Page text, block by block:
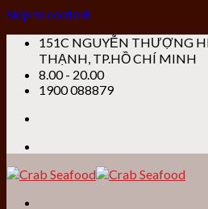
Skip to content
151C NGUYỄN THƯỢNG
THẠNH, TP.HỒ CHÍ MINH
8.00 - 20.00
1900 088879